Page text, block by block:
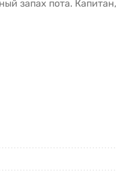
запах пота.